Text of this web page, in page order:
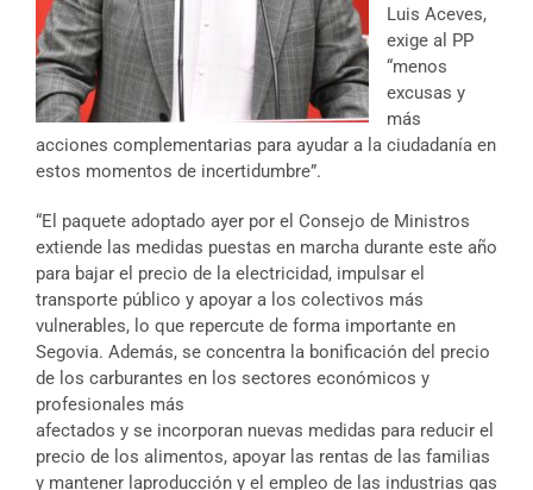
Luis Aceves,
exige al PP
“menos
excusas y
más
acciones complementarias para ayudar a la ciudadanía en
estos momentos de incertidumbre”.
“El paquete adoptado ayer por el Consejo de Ministros
extiende las medidas puestas en marcha durante este año
para bajar el precio de la electricidad, impulsar el
transporte público y apoyar a los colectivos más
vulnerables, lo que repercute de forma importante en
Segovia. Además, se concentra la bonificación del precio
de los carburantes en los sectores económicos y
profesionales más
afectados y se incorporan nuevas medidas para reducir el
precio de los alimentos, apoyar las rentas de las familias
y mantener laproducción y el empleo de las industrias gas